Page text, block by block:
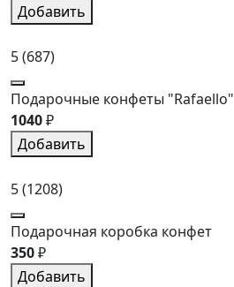
Добавить
5(687)
Подарочные конфеты "Rafaello"
1040₽
Добавить
5(1208)
Подарочная коробка конфет
350₽
Добавить